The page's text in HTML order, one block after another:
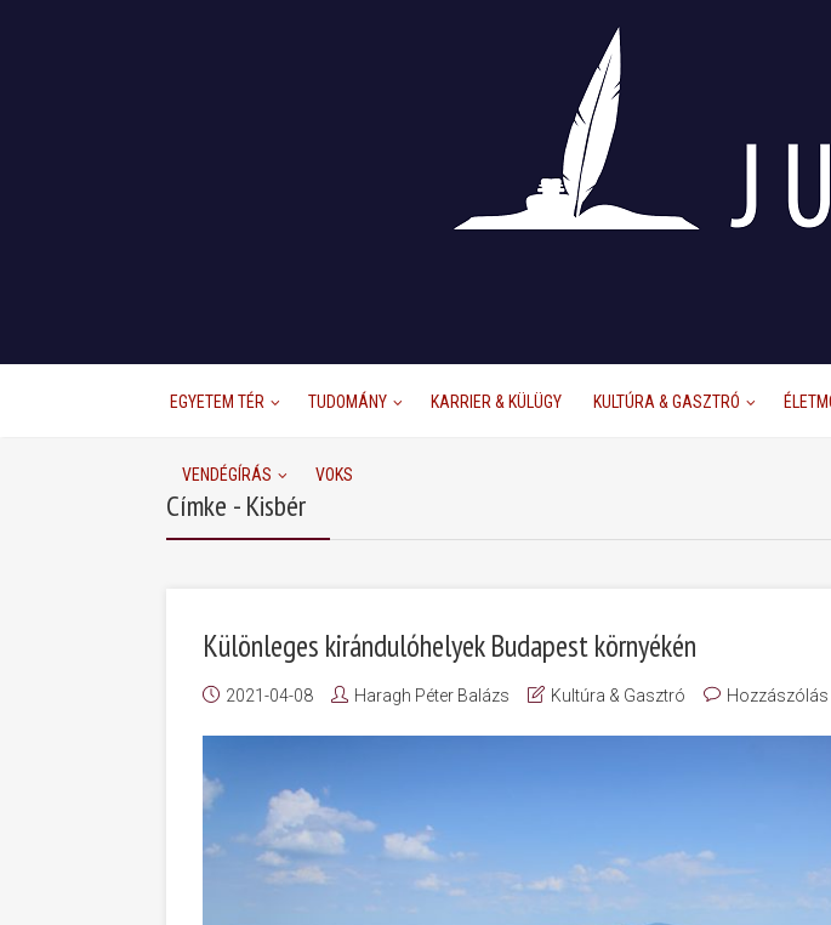
EGYETEM TÉR TUDOMÁNY KARRIER & KÜLÜGY KULTÚRA & GASZTRÓ
VENDÉGÍRÁS VOKS
Címke - Kisbér
Különleges kirándulóhelyek Budapest környékén
2021-04-08 Haragh Péter Balázs Kultúra & Gasztró Hozzászólás